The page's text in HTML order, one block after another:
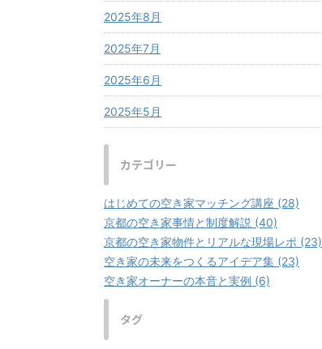
2025年8月
2025年7月
2025年6月
2025年5月
カテゴリー
はじめての空き家マッチング講座 (28)
京都の空き家事情と制度解説 (40)
京都の空き家物件とリアルな現場レポ (23)
空き家の未来をつくるアイデア集 (23)
空き家オーナーの本音と実例 (6)
タグ